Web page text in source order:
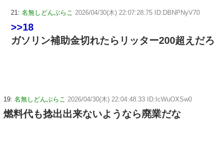
21: 名無しどんぶらこ 2026/04/30(木) 22:07:28.75 ID:DBNPNyV70
>>18
ガソリン補助金切れたらリッター200超えだろ
19: 名無しどんぶらこ 2026/04/30(木) 22:04:48.33 ID:IcWuOXSw0
燃料代も捻出出来ないようなら廃業だな